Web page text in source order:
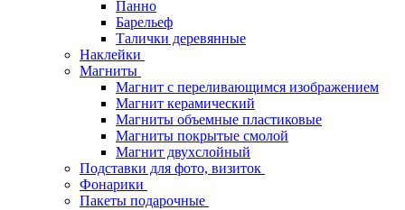
Панно
Барельеф
Талички деревянные
Наклейки
Магниты
Магнит с переливающимся изображением
Магнит керамический
Магниты объемные пластиковые
Магниты покрытые смолой
Магнит двухслойный
Подставки для фото, визиток
Фонарики
Пакеты подарочные